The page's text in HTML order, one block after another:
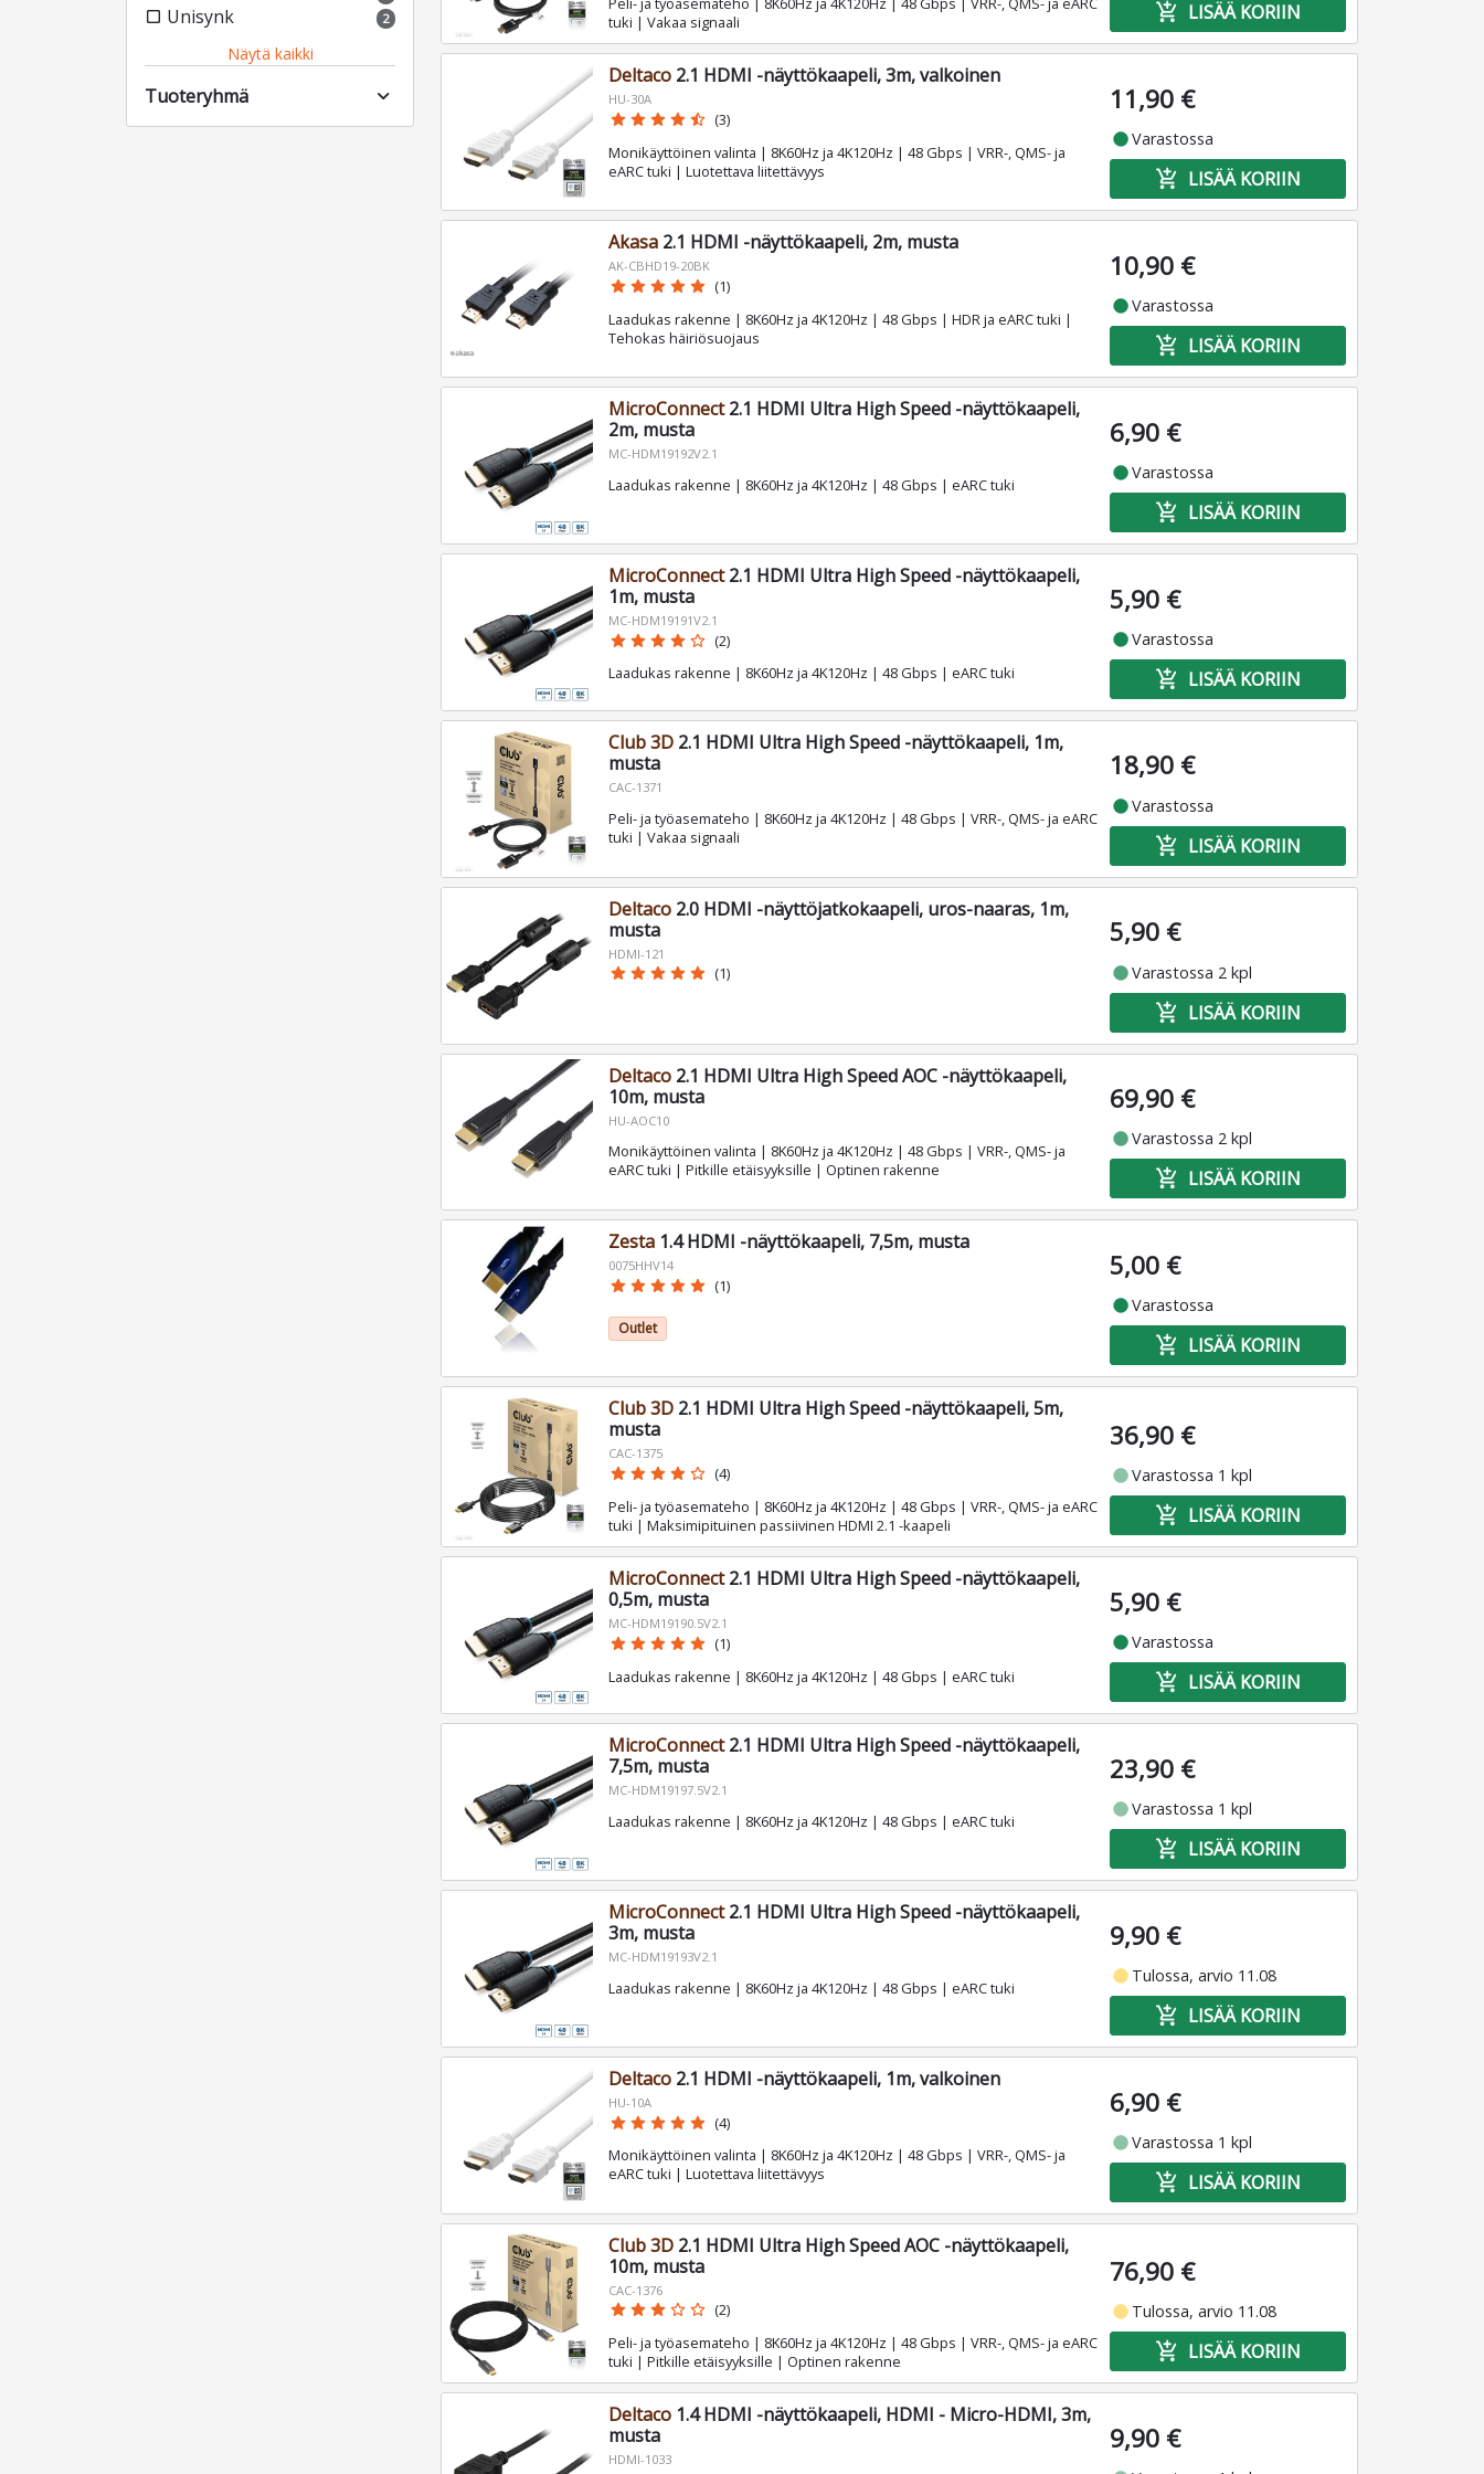
check_box_outline_blank Unisynk 2
Näytä kaikki
Tuoteryhmä expand_more
tuki | Vakaa signaali
add_shopping_cart LISÄÄ KORIIN
Deltaco2.1 HDMI -näyttökaapeli, 3m, valkoinen
HU-30A
star star star star star_half (3)
Monikäyttöinen valinta | 8K60Hz ja 4K120Hz | 48 Gbps | VRR-, QMS- ja
eARC tuki | Luotettava liitettävyys
11,90 €
fiber_manual_recordVarastossa
add_shopping_cart LISÄÄ KORIIN
Akasa2.1 HDMI -näyttökaapeli, 2m, musta
AK-CBHD19-20BK
star star star star star (1)
Laadukas rakenne | 8K60Hz ja 4K120Hz | 48 Gbps | HDR ja eARC tuki |
Tehokas häiriösuojaus
10,90 €
fiber_manual_recordVarastossa
add_shopping_cart LISÄÄ KORIIN
MicroConnect2.1 HDMI Ultra High Speed -näyttökaapeli,
2m, musta
MC-HDM19192V2.1
Laadukas rakenne | 8K60Hz ja 4K120Hz | 48 Gbps | eARC tuki
6,90 €
fiber_manual_recordVarastossa
add_shopping_cart LISÄÄ KORIIN
MicroConnect2.1 HDMI Ultra High Speed -näyttökaapeli,
1m, musta
MC-HDM19191V2.1
star star star star star_border (2)
Laadukas rakenne | 8K60Hz ja 4K120Hz | 48 Gbps | eARC tuki
5,90 €
fiber_manual_recordVarastossa
add_shopping_cart LISÄÄ KORIIN
Club 3D2.1 HDMI Ultra High Speed -näyttökaapeli, 1m,
musta
CAC-1371
Peli- ja työasemateho | 8K60Hz ja 4K120Hz | 48 Gbps | VRR-, QMS- ja eARC
tuki | Vakaa signaali
18,90 €
fiber_manual_recordVarastossa
add_shopping_cart LISÄÄ KORIIN
Deltaco2.0 HDMI -näyttöjatkokaapeli, uros-naaras, 1m,
musta
HDMI-121
star star star star star (1)
5,90 €
fiber_manual_recordVarastossa 2 kpl
add_shopping_cart LISÄÄ KORIIN
Deltaco2.1 HDMI Ultra High Speed AOC -näyttökaapeli,
10m, musta
HU-AOC10
Monikäyttöinen valinta | 8K60Hz ja 4K120Hz | 48 Gbps | VRR-, QMS- ja
eARC tuki | Pitkille etäisyyksille | Optinen rakenne
69,90 €
fiber_manual_recordVarastossa 2 kpl
add_shopping_cart LISÄÄ KORIIN
Zesta1.4 HDMI -näyttökaapeli, 7,5m, musta
0075HHV14
star star star star star (1)
Outlet
5,00 €
fiber_manual_recordVarastossa
add_shopping_cart LISÄÄ KORIIN
Club 3D2.1 HDMI Ultra High Speed -näyttökaapeli, 5m,
musta
CAC-1375
star star star star star_border (4)
Peli- ja työasemateho | 8K60Hz ja 4K120Hz | 48 Gbps | VRR-, QMS- ja eARC
tuki | Maksimipituinen passiivinen HDMI 2.1 -kaapeli
36,90 €
fiber_manual_recordVarastossa 1 kpl
add_shopping_cart LISÄÄ KORIIN
MicroConnect2.1 HDMI Ultra High Speed -näyttökaapeli,
0,5m, musta
MC-HDM19190.5V2.1
star star star star star (1)
Laadukas rakenne | 8K60Hz ja 4K120Hz | 48 Gbps | eARC tuki
5,90 €
fiber_manual_recordVarastossa
add_shopping_cart LISÄÄ KORIIN
MicroConnect2.1 HDMI Ultra High Speed -näyttökaapeli,
7,5m, musta
MC-HDM19197.5V2.1
Laadukas rakenne | 8K60Hz ja 4K120Hz | 48 Gbps | eARC tuki
23,90 €
fiber_manual_recordVarastossa 1 kpl
add_shopping_cart LISÄÄ KORIIN
MicroConnect2.1 HDMI Ultra High Speed -näyttökaapeli,
3m, musta
MC-HDM19193V2.1
Laadukas rakenne | 8K60Hz ja 4K120Hz | 48 Gbps | eARC tuki
9,90 €
fiber_manual_record Tulossa, arvio 11.08
add_shopping_cart LISÄÄ KORIIN
Deltaco2.1 HDMI -näyttökaapeli, 1m, valkoinen
HU-10A
star star star star star (4)
Monikäyttöinen valinta | 8K60Hz ja 4K120Hz | 48 Gbps | VRR-, QMS- ja
eARC tuki | Luotettava liitettävyys
6,90 €
fiber_manual_recordVarastossa 1 kpl
add_shopping_cart LISÄÄ KORIIN
Club 3D2.1 HDMI Ultra High Speed AOC -näyttökaapeli,
10m, musta
CAC-1376
star star star star_border star_border (2)
Peli- ja työasemateho | 8K60Hz ja 4K120Hz | 48 Gbps | VRR-, QMS- ja eARC
tuki | Pitkille etäisyyksille | Optinen rakenne
76,90 €
fiber_manual_record Tulossa, arvio 11.08
add_shopping_cart LISÄÄ KORIIN
Deltaco1.4 HDMI -näyttökaapeli, HDMI - Micro-HDMI, 3m,
musta
HDMI-1033
9,90 €